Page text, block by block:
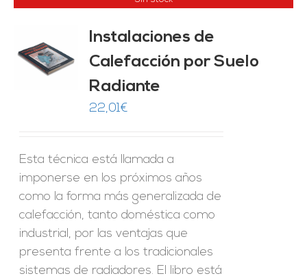
Instalaciones de
Calefacción por Suelo
Radiante
22,01€
Esta técnica está llamada a
imponerse en los próximos años
como la forma más generalizada de
calefacción, tanto doméstica como
industrial, por las ventajas que
presenta frente a los tradicionales
sistemas de radiadores. El libro está